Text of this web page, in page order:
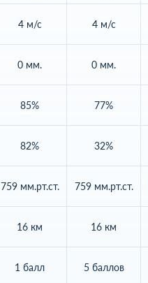
4 м/с
0 мм.
85%
82%
759 мм.рт.ст.
16 км
1 балл
4 м/с
0 мм.
77%
32%
759 мм.рт.ст.
16 км
5 баллов